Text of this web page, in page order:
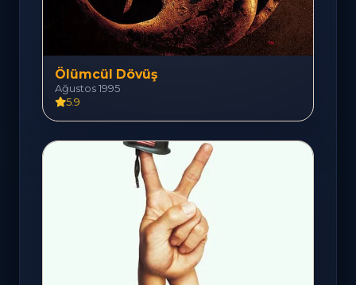
Ölümcül Dövüş
Ağustos 1995
5.9